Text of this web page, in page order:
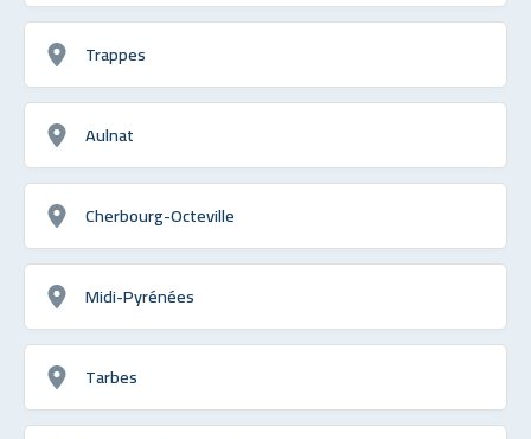
Trappes
Aulnat
Cherbourg-Octeville
Midi-Pyrénées
Tarbes